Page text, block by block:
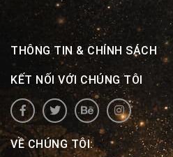
THÔNG TIN & CHÍNH SÁCH
KẾT NỐI VỚI CHÚNG TÔI
VỀ CHÚNG TÔI: